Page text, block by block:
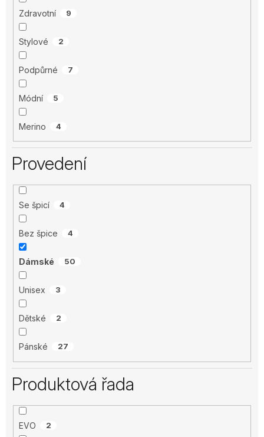
Zdravotní 9
Stylové 2
Podpůrné 7
Módní 5
Merino 4
Provedení
Se špicí 4
Bez špice 4
Dámské 50
Unisex 3
Dětské 2
Pánské 27
Produktová řada
EVO 2